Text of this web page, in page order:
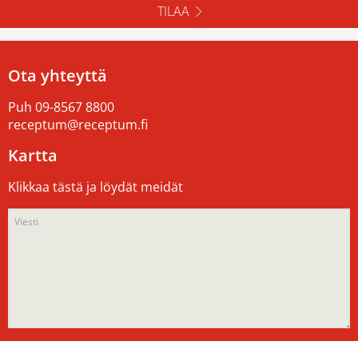
TILAA
Ota yhteyttä
Puh 09-8567 8800
receptum@receptum.fi
Kartta
Klikkaa tästä ja löydät meidät